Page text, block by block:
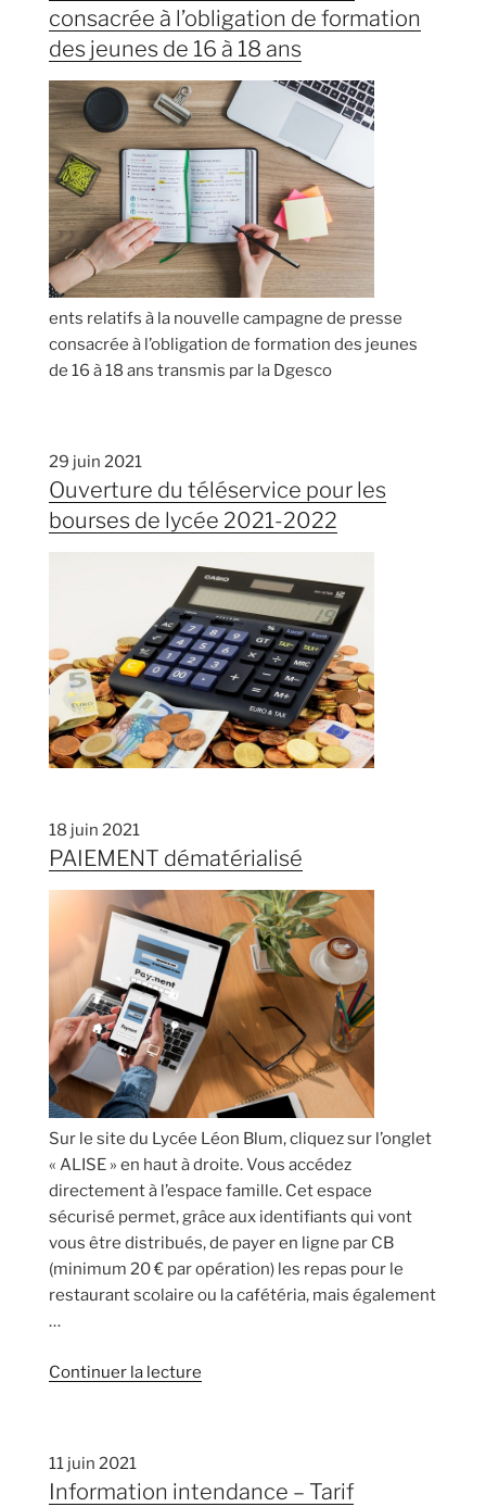
consacrée à l’obligation de formation
des jeunes de 16 à 18 ans
ents relatifs à la nouvelle campagne de presse
consacrée à l’obligation de formation des jeunes
de 16 à 18 ans transmis par la Dgesco
29 juin 2021
Ouverture du téléservice pour les
bourses de lycée 2021-2022
18 juin 2021
PAIEMENT dématérialisé
Sur le site du Lycée Léon Blum, cliquez sur l’onglet
« ALISE » en haut à droite. Vous accédez
directement à l’espace famille. Cet espace
sécurisé permet, grâce aux identifiants qui vont
vous être distribués, de payer en ligne par CB
(minimum 20 € par opération) les repas pour le
restaurant scolaire ou la cafétéria, mais également
…
Continuer la lecture
11 juin 2021
Information intendance – Tarif